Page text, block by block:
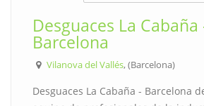
Desguaces La Cabaña
Barcelona
Vilanova del Vallés, (Barcelona)
Desguaces La Cabaña - Barcelona